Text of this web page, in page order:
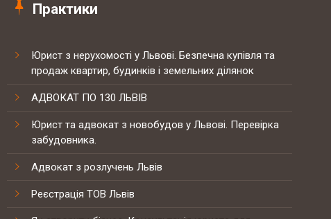
Практики
Юрист з нерухомості у Львові. Безпечна купівля та
продаж квартир, будинків і земельних ділянок
АДВОКАТ ПО 130 ЛЬВІВ
Юрист та адвокат з новобудов у Львові. Перевірка
забудовника.
Адвокат з розлучень Львів
Реєстрація ТОВ Львів